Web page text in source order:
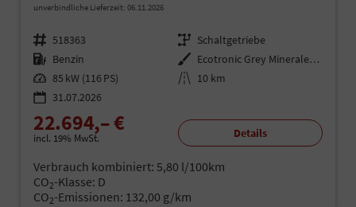
unverbindliche Lieferzeit: 06.11.2026
Fahrzeugnr. 518363 Getriebe Schaltgetriebe
Kraftstoff Benzin Außenfarbe
Ecotronic Grey Mineraleffekt
Leistung 85 kW (116 PS) Kilometerstand 10 km
31.07.2026
22.694,– €
incl. 19% MwSt. Details
Verbrauch kombiniert: 5,80 l/100km
CO2-Klasse: D
CO2-Emissionen: 132,00 g/km